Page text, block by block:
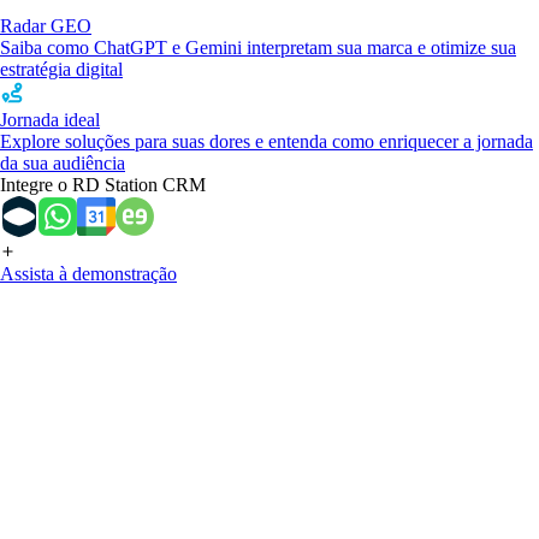
Radar GEO
Saiba como ChatGPT e Gemini interpretam sua marca e otimize sua
estratégia digital
Jornada ideal
Explore soluções para suas dores e entenda como enriquecer a jornada
da sua audiência
Integre o RD Station CRM
Assista à demonstração